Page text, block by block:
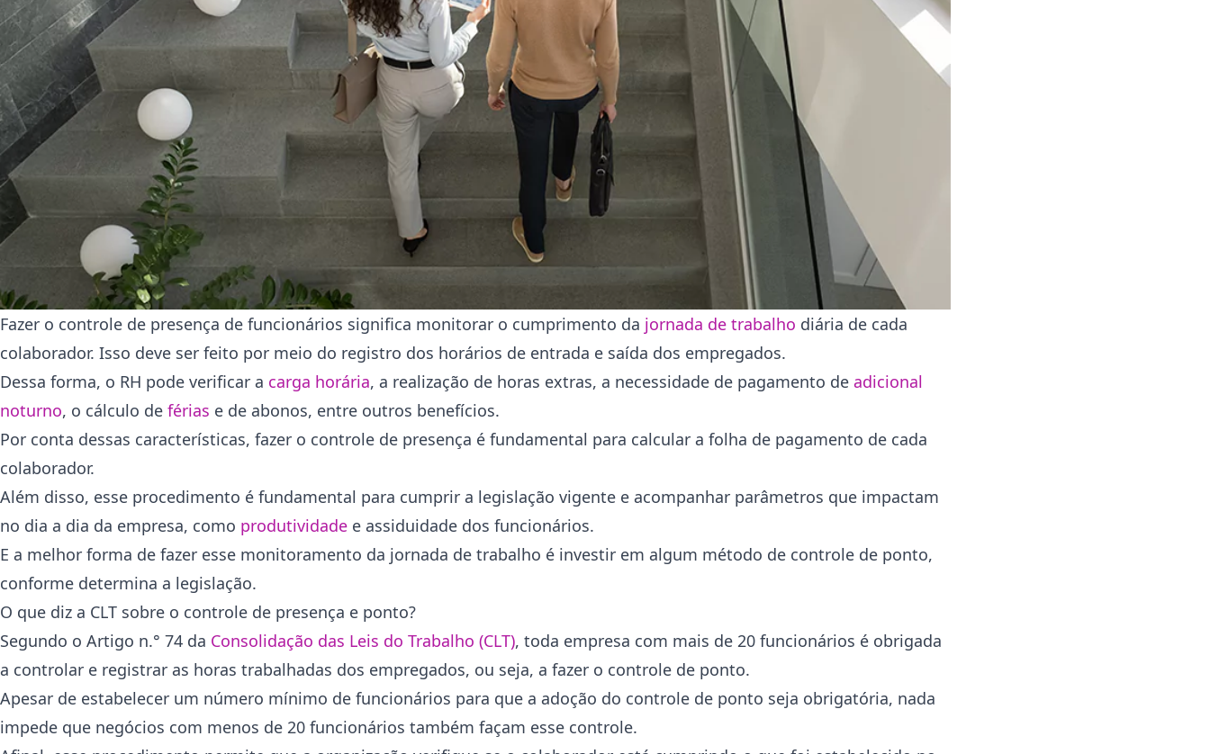
Fazer o controle de presença de funcionários significa monitorar o cumprimento da jornada de trabalho diária de cada
colaborador. Isso deve ser feito por meio do registro dos horários de entrada e saída dos empregados.
Dessa forma, o RH pode verificar a carga horária, a realização de horas extras, a necessidade de pagamento de adicional
noturno, o cálculo de férias e de abonos, entre outros benefícios.
Por conta dessas características, fazer o controle de presença é fundamental para calcular a folha de pagamento de cada
colaborador.
Além disso, esse procedimento é fundamental para cumprir a legislação vigente e acompanhar parâmetros que impactam
no dia a dia da empresa, como produtividade e assiduidade dos funcionários.
E a melhor forma de fazer esse monitoramento da jornada de trabalho é investir em algum método de controle de ponto,
conforme determina a legislação.
O que diz a CLT sobre o controle de presença e ponto?
Segundo o Artigo n.° 74 da Consolidação das Leis do Trabalho (CLT), toda empresa com mais de 20 funcionários é obrigada
a controlar e registrar as horas trabalhadas dos empregados, ou seja, a fazer o controle de ponto.
Apesar de estabelecer um número mínimo de funcionários para que a adoção do controle de ponto seja obrigatória, nada
impede que negócios com menos de 20 funcionários também façam esse controle.